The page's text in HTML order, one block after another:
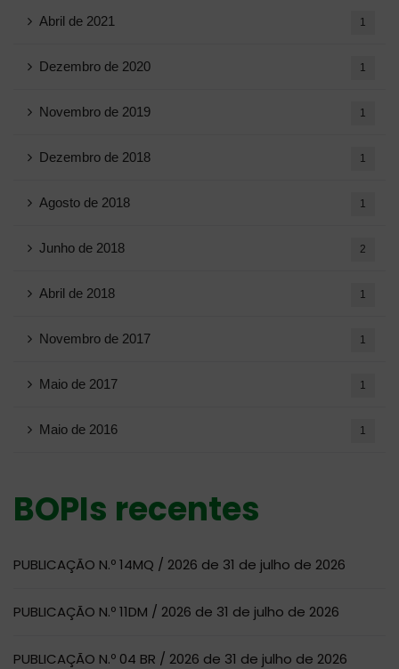
Abril de 2021 1
Dezembro de 2020 1
Novembro de 2019 1
Dezembro de 2018 1
Agosto de 2018 1
Junho de 2018 2
Abril de 2018 1
Novembro de 2017 1
Maio de 2017 1
Maio de 2016 1
BOPIs recentes
PUBLICAÇÃO N.º 14MQ / 2026 de 31 de julho de 2026
PUBLICAÇÃO N.º 11DM / 2026 de 31 de julho de 2026
PUBLICAÇÃO N.º 04 BR / 2026 de 31 de julho de 2026